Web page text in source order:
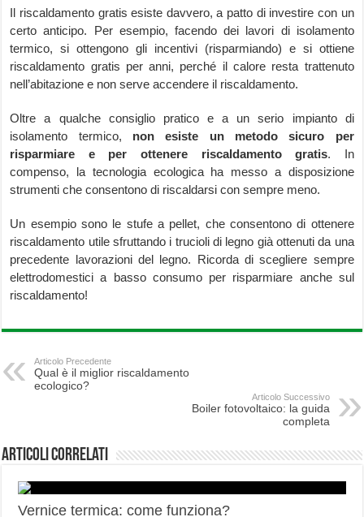
Il riscaldamento gratis esiste davvero, a patto di investire con un
certo anticipo. Per esempio, facendo dei lavori di isolamento
termico, si ottengono gli incentivi (risparmiando) e si ottiene
riscaldamento gratis per anni, perché il calore resta trattenuto
nell’abitazione e non serve accendere il riscaldamento.
Oltre a qualche consiglio pratico e a un serio impianto di
isolamento termico, non esiste un metodo sicuro per
risparmiare e per ottenere riscaldamento gratis. In
compenso, la tecnologia ecologica ha messo a disposizione
strumenti che consentono di riscaldarsi con sempre meno.
Un esempio sono le stufe a pellet, che consentono di ottenere
riscaldamento utile sfruttando i trucioli di legno già ottenuti da una
precedente lavorazioni del legno. Ricorda di scegliere sempre
elettrodomestici a basso consumo per risparmiare anche sul
riscaldamento!
Articolo Precedente
Qual è il miglior riscaldamento
ecologico?
Articolo Successivo
Boiler fotovoltaico: la guida
completa
Articoli correlati
Vernice termica: come funziona?